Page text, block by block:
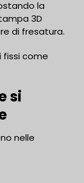
la
3D
di fresatura.
fissi come
si
nelle